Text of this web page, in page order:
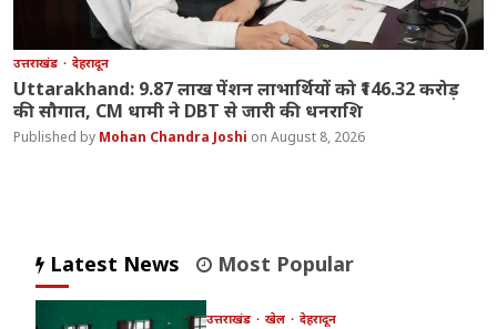
उत्तराखंड देहरादून
Uttarakhand: 9.87 लाख पेंशन लाभार्थियों को ₹146.32 करोड़
की सौगात, CM धामी ने DBT से जारी की धनराशि
Mohan Chandra Joshi August 8, 2026
Latest News Most Popular
उत्तराखंड खेल देहरादून